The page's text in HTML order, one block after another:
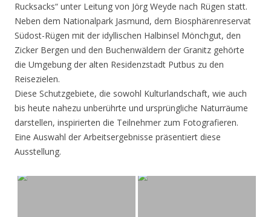
Rucksacks“ unter Leitung von Jörg Weyde nach Rügen statt.
Neben dem Nationalpark Jasmund, dem Biosphärenreservat
Südost-Rügen mit der idyllischen Halbinsel Mönchgut, den
Zicker Bergen und den Buchenwäldern der Granitz gehörte
die Umgebung der alten Residenzstadt Putbus zu den
Reisezielen.
Diese Schutzgebiete, die sowohl Kulturlandschaft, wie auch
bis heute nahezu unberührte und ursprüngliche Naturräume
darstellen, inspirierten die Teilnehmer zum Fotografieren.
Eine Auswahl der Arbeitsergebnisse präsentiert diese
Ausstellung.